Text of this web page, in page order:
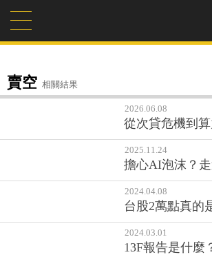
賣空 相關結果
2026.06.08
從次貸危機到
2025.11.24
擔心AI泡沫？
2024.04.08
台股2萬點真的
2024.03.01
13F報告是什麼